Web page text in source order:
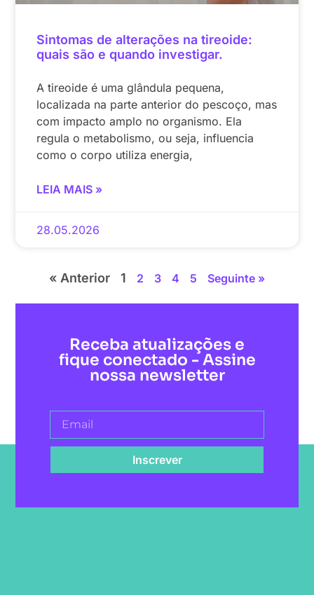
Sintomas de alterações na tireoide:
quais são e quando investigar.
A tireoide é uma glândula pequena,
localizada na parte anterior do pescoço, mas
com impacto amplo no organismo. Ela
regula o metabolismo, ou seja, influencia
como o corpo utiliza energia,
LEIA MAIS »
28.05.2026
« Anterior 1 2 3 4 5 Seguinte »
Receba atualizações e
fique conectado - Assine
nossa newsletter
Inscrever